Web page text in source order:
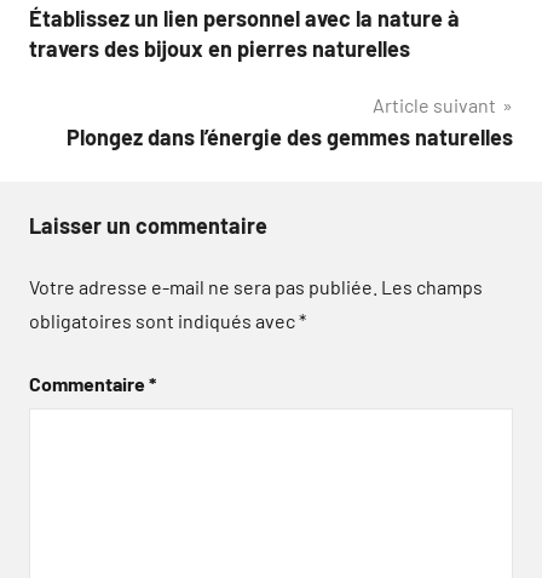
de
Établissez un lien personnel avec la nature à
travers des bijoux en pierres naturelles
Article suivant
Plongez dans l’énergie des gemmes naturelles
Laisser un commentaire
Votre adresse e-mail ne sera pas publiée. Les champs
obligatoires sont indiqués avec*
Commentaire*